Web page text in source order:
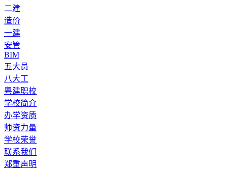
二建
造价
一建
安管
BIM
五大员
八大工
粤建职校
学校简介
办学资质
师资力量
学校荣誉
联系我们
郑重声明